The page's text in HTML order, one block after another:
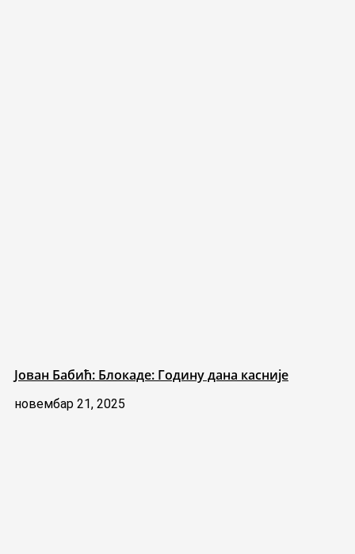
Јован Бабић: Блокаде: Годину дана касније
новембар 21, 2025